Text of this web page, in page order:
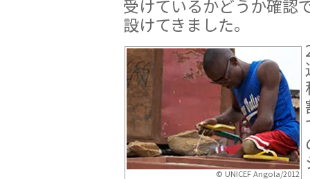
受けているかどうか確認
設けてきました。
© UNICEF Angola/2012